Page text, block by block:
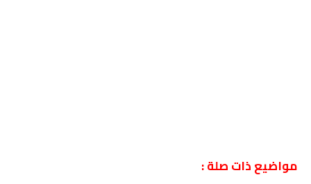
مواضيع ذات صلة :